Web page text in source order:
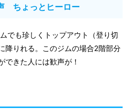
ちょっとヒーロー
でも珍しくトップアウト（登り切
降りれる。このジムの場合2階部分
できた人には歓声が！